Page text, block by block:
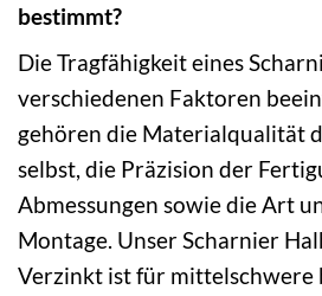
bestimmt?
Die Tragfähigkeit eines
verschiedenen Faktoren
gehören die Materialqualität
selbst, die Präzision der
Abmessungen sowie die Art
Montage. Unser Scharnier
Verzinkt ist für mittelschwere